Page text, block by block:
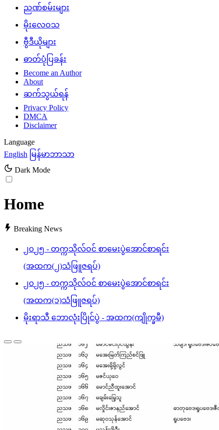
ညဏ်စမ်းများ
မိုးလေဝသ
ဗွီဒီယိုများ
ဓာတ်ပုံပြခန်း
Become an Author
About
ဆက်သွယ်ရန်
Privacy Policy
DMCA
Disclaimer
Language
English မြန်မာဘာသာ
Dark Mode
Home
Breaking News
၂၀၂၅ - တက္ကသိုလ်ဝင် စာမေးပွဲအောင်စာရင်း
(အထက(၂)သံဖြူဇရပ်)
၂၀၂၅ - တက္ကသိုလ်ဝင် စာမေးပွဲအောင်စာရင်း
(အထက(၁)သံဖြူဇရပ်)
မိုးရာသီ ဘောလုံးပြိုင်ပွဲ - အထက(ကျိုက္ခမီ)